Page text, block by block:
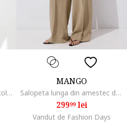
Salopeta fara maneci cu decolteu in V si aspect 2in1, Alb fildes
MANGO
Salopeta lunga din amestec de lyocell cu model 2in1, Maro nisip
29999lei
Vandut de Fashion Days